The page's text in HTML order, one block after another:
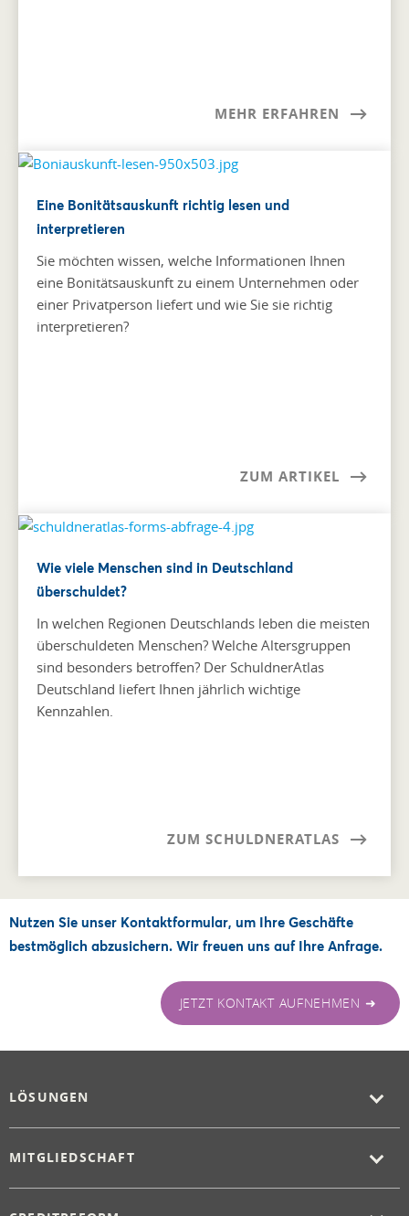
MEHR ERFAHREN
Eine Bonitätsauskunft richtig lesen und
interpretieren
Sie möchten wissen, welche Informationen Ihnen
eine Bonitätsauskunft zu einem Unternehmen oder
einer Privatperson liefert und wie Sie sie richtig
interpretieren?
ZUM ARTIKEL
Wie viele Menschen sind in Deutschland
überschuldet?
In welchen Regionen Deutschlands leben die meisten
überschuldeten Menschen? Welche Altersgruppen
sind besonders betroffen? Der SchuldnerAtlas
Deutschland liefert Ihnen jährlich wichtige
Kennzahlen.
ZUM SCHULDNERATLAS
Nutzen Sie unser Kontaktformular, um Ihre Geschäfte
bestmöglich abzusichern. Wir freuen uns auf Ihre Anfrage.
JETZT KONTAKT AUFNEHMEN ➜
LÖSUNGEN
MITGLIEDSCHAFT